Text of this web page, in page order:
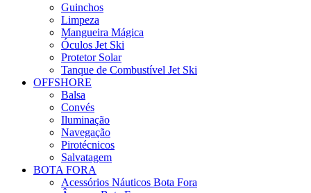
Guinchos
Limpeza
Mangueira Mágica
Óculos Jet Ski
Protetor Solar
Tanque de Combustível Jet Ski
OFFSHORE
Balsa
Convés
Iluminação
Navegação
Pirotécnicos
Salvatagem
BOTA FORA
Acessórios Náuticos Bota Fora